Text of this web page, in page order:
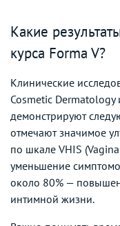
Какие
курса Forma V?
Клинические
Cosmetic Dermatology
демонстрируют
отмечают значимое
по шкале VHIS
уменьшение
около 80% —
интимной жизни.